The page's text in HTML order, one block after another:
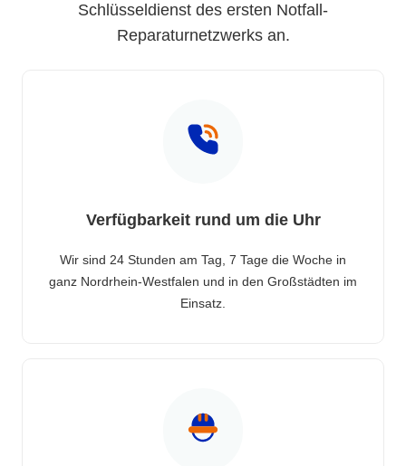
Schlüsseldienst des ersten Notfall-
Reparaturnetzwerks an.
Verfügbarkeit rund um die Uhr
Wir sind 24 Stunden am Tag, 7 Tage die Woche in
ganz Nordrhein-Westfalen und in den Großstädten im
Einsatz.